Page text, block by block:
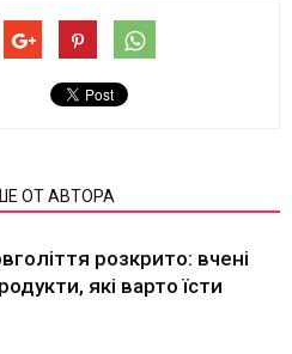
ОТ АВТОРА
розкрито: вчені
які варто їсти